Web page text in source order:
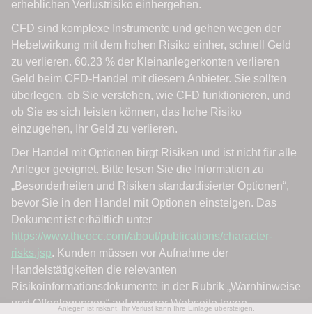
Anlegen ist riskant. Ihr Verlust kann Ihre Einlage übersteigen.